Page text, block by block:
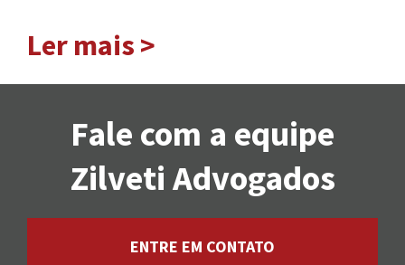
Ler mais >
Fale com a equipe
Zilveti Advogados
ENTRE EM CONTATO